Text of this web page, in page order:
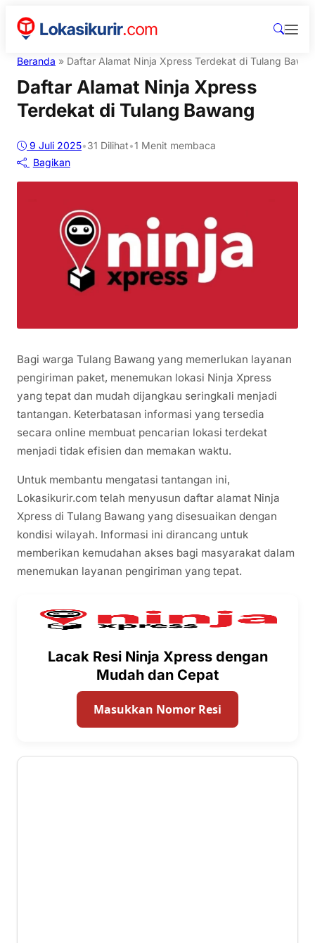
Beranda » Daftar Alamat Ninja Xpress Terdekat di Tulang
Daftar Alamat Ninja Xpress
Terdekat di Tulang Bawang
9 Juli 2025•31 Dilihat•1 Menit membaca
Bagikan
Bagi warga Tulang Bawang yang memerlukan layanan
pengiriman paket, menemukan lokasi Ninja Xpress
yang tepat dan mudah dijangkau seringkali menjadi
tantangan. Keterbatasan informasi yang tersedia
secara online membuat pencarian lokasi terdekat
menjadi tidak efisien dan memakan waktu.
Untuk membantu mengatasi tantangan ini,
Lokasikurir.com telah menyusun daftar alamat Ninja
Xpress di Tulang Bawang yang disesuaikan dengan
kondisi wilayah. Informasi ini dirancang untuk
memberikan kemudahan akses bagi masyarakat dalam
menemukan layanan pengiriman yang tepat.
Lacak Resi Ninja Xpress dengan
Mudah dan Cepat
Masukkan Nomor Resi